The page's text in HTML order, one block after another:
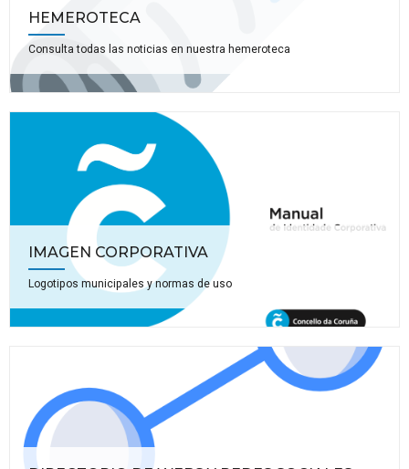
HEMEROTECA
Consulta todas las noticias en nuestra hemeroteca
IMAGEN CORPORATIVA
Logotipos municipales y normas de uso